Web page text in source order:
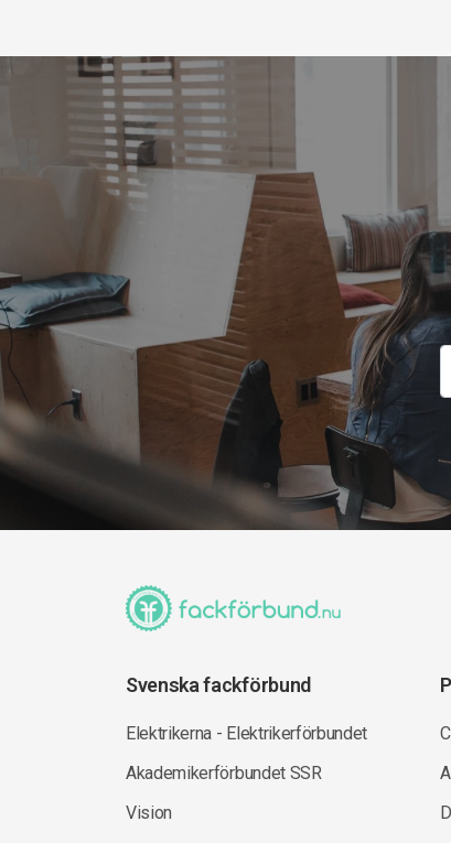
Svenska fackförbund
Elektrikerna - Elektrikerförbundet
Akademikerförbundet SSR
Vision